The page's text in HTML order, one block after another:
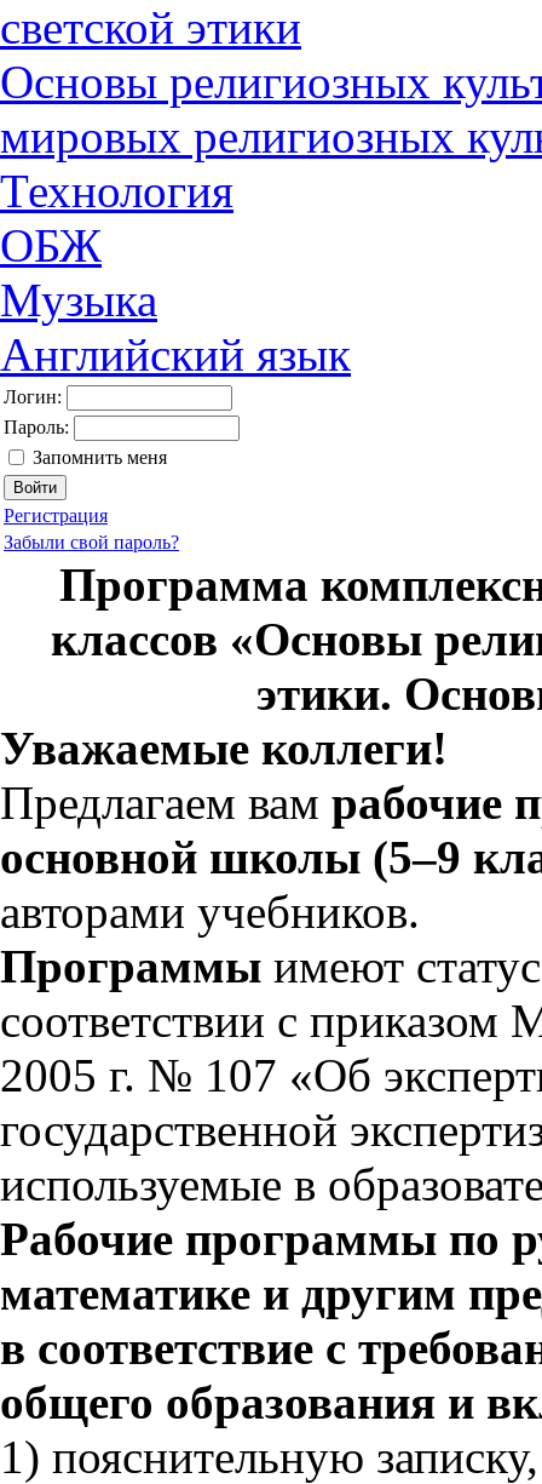
светской этики
Основы религиозных
мировых религиозных
Технология
ОБЖ
Музыка
Английский язык
Логин:
Пароль:
Запомнить меня
Регистрация
Забыли свой пароль?
Программа
классов «Основы
этики.
Уважаемые коллеги!
Предлагаем вам рабочие
основной школы (5–9
авторами учебников.
Программы имеют статус
соответствии с приказом
2005 г. № 107 «Об
государственной
используемые в
Рабочие программы по
математике и другим
в соответствие с
общего образования и
1) пояснительную